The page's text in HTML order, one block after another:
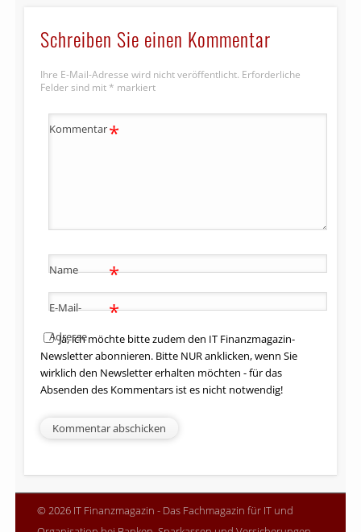
Schreiben Sie einen Kommentar
Ihre E-Mail-Adresse wird nicht veröffentlicht. Erforderliche
Felder sind mit * markiert
Kommentar*
Name *
E-Mail-
Adresse
*
Ja, ich möchte bitte zudem den IT Finanzmagazin-
Newsletter abonnieren. Bitte NUR anklicken, wenn Sie
wirklich den Newsletter erhalten möchten - für das
Absenden des Kommentars ist es nicht notwendig!
© 2026 IT Finanzmagazin - Das Fachmagazin für IT und